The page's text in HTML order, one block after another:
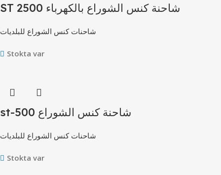
ST 2500 شاحنة كنس الشوراع بالكهرباء
شاحنات كنس الشوراع للبلديات
Stokta var
st-500 شاحنة كنس الشوراع
شاحنات كنس الشوراع للبلديات
Stokta var